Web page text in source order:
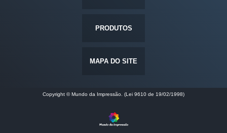
PRODUTOS
MAPA DO SITE
Copyright © Mundo da Impressão. (Lei 9610 de 19/02/1998)